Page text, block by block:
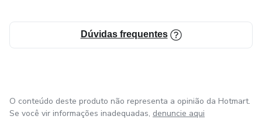
Dúvidas frequentes
O conteúdo deste produto não representa a opinião da Hotmart.
Se você vir informações inadequadas, denuncie aqui